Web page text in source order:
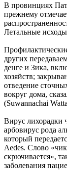
В провинциях
прежнему
Летальные
других
денге и Зика,
хозяйств;
отведение
вокруг дома,
(Suwannachai
Вирус лихорадки
арбовирус рода
который
Aedes. Слово
скрючивается»,
заболевания